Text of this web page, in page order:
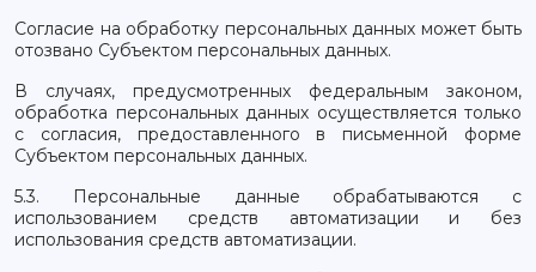
Согласие на обработку персональных данных может быть
отозвано Субъектом персональных данных.
В случаях, предусмотренных федеральным законом,
обработка персональных данных осуществляется только
с согласия, предоставленного в письменной форме
Субъектом персональных данных.
5.3. Персональные данные обрабатываются с
использованием средств автоматизации и без
использования средств автоматизации.